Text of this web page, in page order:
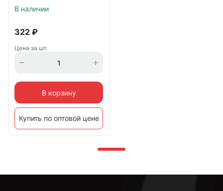
В наличии
322 ₽
Цена за шт.
В корзину
Купить по оптовой цене